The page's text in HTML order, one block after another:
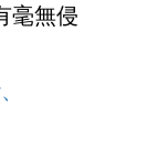
毫無侵